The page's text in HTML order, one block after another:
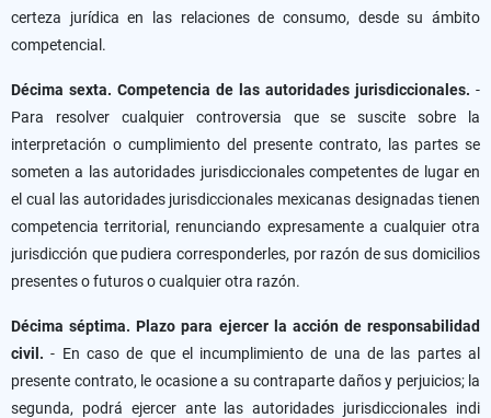
certeza jurídica en las relaciones de consumo, desde su ámbito
competencial.
Décima sexta. Competencia de las autoridades jurisdiccionales. -
Para resolver cualquier controversia que se suscite sobre la
interpretación o cumplimiento del presente contrato, las partes se
someten a las autoridades jurisdiccionales competentes de lugar en
el cual las autoridades jurisdiccionales mexicanas designadas tienen
competencia territorial, renunciando expresamente a cualquier otra
jurisdicción que pudiera corresponderles, por razón de sus domicilios
presentes o futuros o cualquier otra razón.
Décima séptima. Plazo para ejercer la acción de responsabilidad
civil.- En caso de que el incumplimiento de una de las partes al
presente contrato, le ocasione a su contraparte daños y perjuicios; la
segunda, podrá ejercer ante las autoridades jurisdiccionales indi